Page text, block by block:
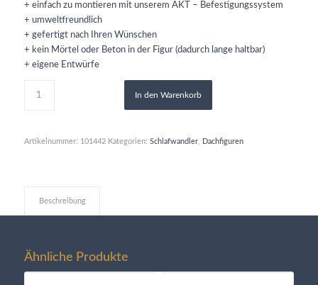
+ einfach zu montieren mit unserem AKT – Befestigungssystem
+ umweltfreundlich
+ gefertigt nach Ihren Wünschen
+ kein Mörtel oder Beton in der Figur (dadurch lange haltbar)
+ eigene Entwürfe
In den Warenkorb
Artikelnummer: 101442 Kategorien: Schlafwandler, Dachfiguren
Beschreibung
Ähnliche Produkte